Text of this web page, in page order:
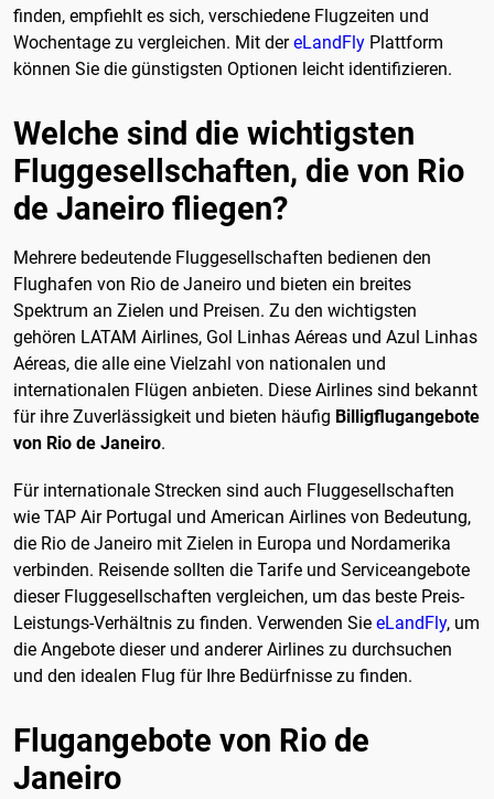
finden, empfiehlt es sich, verschiedene Flugzeiten und
Wochentage zu vergleichen. Mit dereLandFly Plattform
können Sie die günstigsten Optionen leicht identifizieren.
Welche sind die wichtigsten
Fluggesellschaften, die von Rio
de Janeiro fliegen?
Mehrere bedeutende Fluggesellschaften bedienen den
Flughafen von Rio de Janeiro und bieten ein breites
Spektrum an Zielen und Preisen. Zu den wichtigsten
gehören LATAM Airlines, Gol Linhas Aéreas und Azul Linhas
Aéreas, die alle eine Vielzahl von nationalen und
internationalen Flügen anbieten. Diese Airlines sind bekannt
für ihre Zuverlässigkeit und bieten häufig Billigflugangebote
von Rio de Janeiro.
Für internationale Strecken sind auch Fluggesellschaften
wie TAP Air Portugal und American Airlines von Bedeutung,
die Rio de Janeiro mit Zielen in Europa und Nordamerika
verbinden. Reisende sollten die Tarife und Serviceangebote
dieser Fluggesellschaften vergleichen, um das beste Preis-
Leistungs-Verhältnis zu finden. Verwenden Sie eLandFly, um
die Angebote dieser und anderer Airlines zu durchsuchen
und den idealen Flug für Ihre Bedürfnisse zu finden.
Flugangebote von Rio de
Janeiro